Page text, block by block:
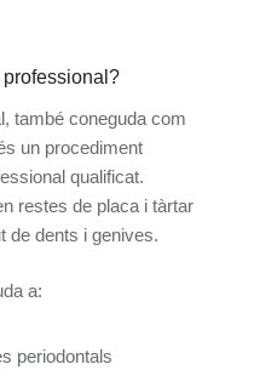
també coneguda com
un procediment
qualificat.
restes de placa i tàrtar
de dents i genives.
a:
periodontals